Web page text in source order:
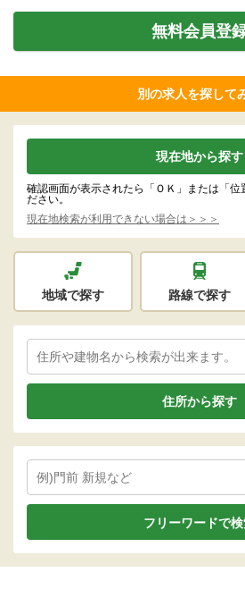
無料会員登
別の求人を探して
現在地から探す
確認画面が表示されたら「ＯＫ」または「位
ださい。
現在地検索が利用できない場合は＞＞＞
地域で探す 路線で探す
住所から探す